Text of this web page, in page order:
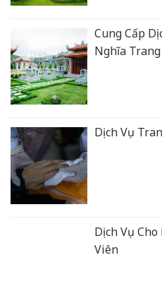
Cung Cấp
Nghĩa Trang
Dịch Vụ
Dịch Vụ
Viên